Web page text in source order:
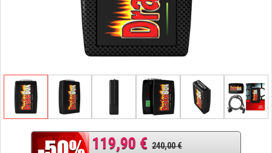
119,90 € 240,00 €